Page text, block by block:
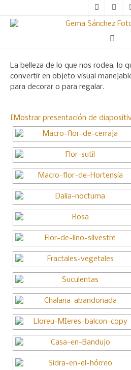
La belleza de lo que nos rodea, lo
convertir en objeto visual
para decorar o para regalar.
[Mostrar presentación de